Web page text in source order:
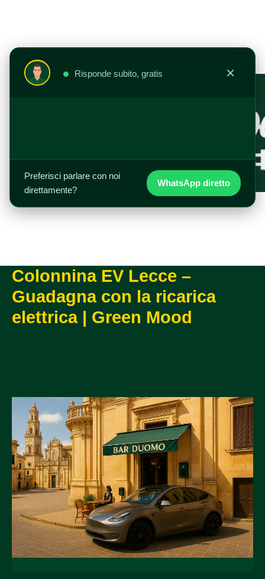
Risponde subito, gratis ×
Preferisci parlare con noi
direttamente?
WhatsApp diretto
Colonnina EV Lecce –
Guadagna con la ricarica
elettrica | Green Mood